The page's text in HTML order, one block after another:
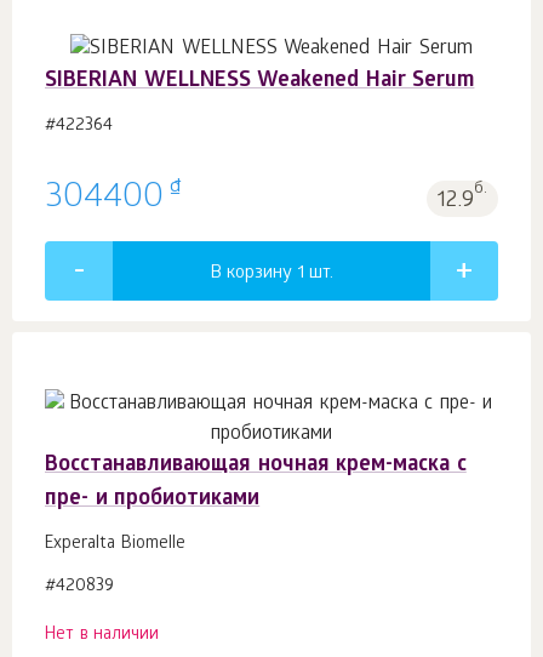
SIBERIAN WELLNESS Weakened Hair Serum
#422364
304400 ₫ 12.9б.
В корзину 1 шт.
Восстанавливающая ночная крем-маска с
пре- и пробиотиками
Experalta Biomelle
#420839
Нет в наличии